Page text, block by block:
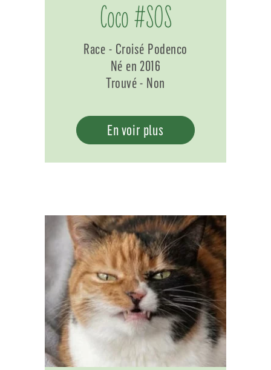
Coco #SOS
Race - Croisé Podenco
Né en 2016
Trouvé - Non
En voir plus